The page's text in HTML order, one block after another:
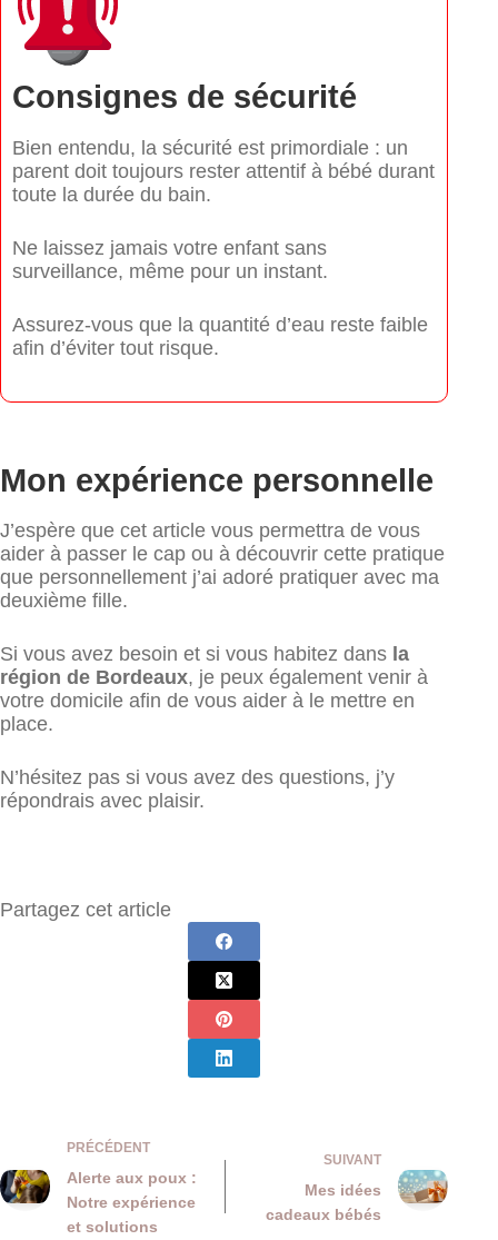
Consignes de sécurité
Bien entendu, la sécurité est primordiale : un
parent doit toujours rester attentif à bébé durant
toute la durée du bain.
Ne laissez jamais votre enfant sans
surveillance, même pour un instant.
Assurez-vous que la quantité d’eau reste faible
afin d’éviter tout risque.
Mon expérience personnelle
J’espère que cet article vous permettra de vous
aider à passer le cap ou à découvrir cette pratique
que personnellement j’ai adoré pratiquer avec ma
deuxième fille.
Si vous avez besoin et si vous habitez dans la
région de Bordeaux, je peux également venir à
votre domicile afin de vous aider à le mettre en
place.
N’hésitez pas si vous avez des questions, j’y
répondrais avec plaisir.
Partagez cet article
PRÉCÉDENT
Alerte aux poux :
Notre expérience
et solutions
SUIVANT
Mes idées
cadeaux bébés